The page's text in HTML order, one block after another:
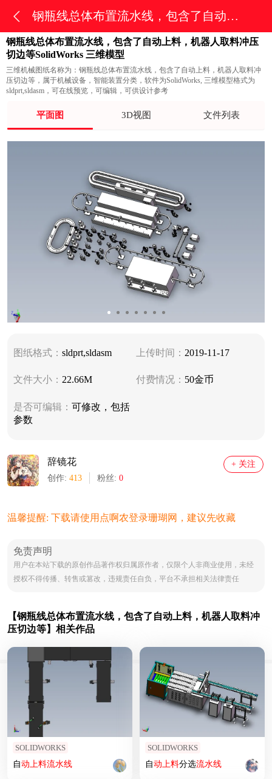
钢瓶线总体布置流水线，包含了自动上料，机器人取料冲压切边等
钢瓶线总体布置流水线，包含了自动上料，机器人取料冲压
切边等SolidWorks 三维模型
三维机械图纸名称为：钢瓶线总体布置流水线，包含了自动上料，机器人取料冲
压切边等，属于机械设备，智能装置分类，软件为SolidWorks, 三维模型格式为
sldprt,sldasm，可在线预览，可编辑，可供设计参考
平面图 3D视图 文件列表
图纸格式： sldprt,sldasm 上传时间： 2019-11-17
文件大小： 22.66M 付费情况： 50金币
是否可编辑： 可修改，包括
参数
辞镜花
创作: 413 粉丝: 0
+ 关注
温馨提醒: 下载请使用点啊农登录珊瑚网，建议先收藏
免责声明
用户在本站下载的原创作品著作权归属原作者，仅限个人非商业使用，未经
授权不得传播、转售或篡改，违规责任自负，平台不承担相关法律责任
【钢瓶线总体布置流水线，包含了自动上料，机器人取料冲
压切边等】相关作品
SOLIDWORKS
自动上料流水线
SOLIDWORKS
自动上料分选流水线